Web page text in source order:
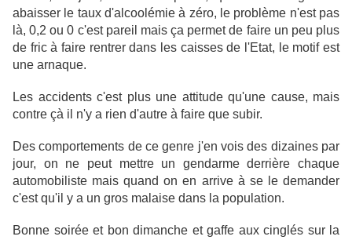
abaisser le taux d'alcoolémie à zéro, le problème n'est pas
là, 0,2 ou 0 c'est pareil mais ça permet de faire un peu plus
de fric à faire rentrer dans les caisses de l'Etat, le motif est
une arnaque.
Les accidents c'est plus une attitude qu'une cause, mais
contre çà il n'y a rien d'autre à faire que subir.
Des comportements de ce genre j'en vois des dizaines par
jour, on ne peut mettre un gendarme derrière chaque
automobiliste mais quand on en arrive à se le demander
c'est qu'il y a un gros malaise dans la population.
Bonne soirée et bon dimanche et gaffe aux cinglés sur la